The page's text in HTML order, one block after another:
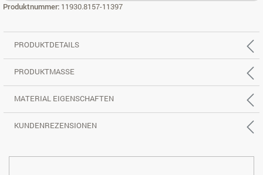
Produktnummer: 11930.8157-11397
PRODUKTDETAILS
PRODUKTMASSE
MATERIAL EIGENSCHAFTEN
KUNDENREZENSIONEN